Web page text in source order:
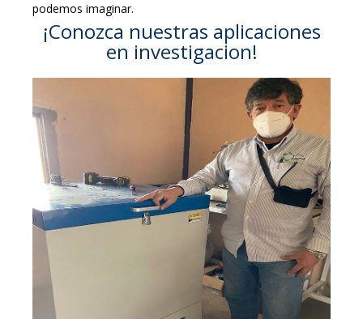
podemos imaginar.
¡Conozca nuestras aplicaciones
en investigacion!